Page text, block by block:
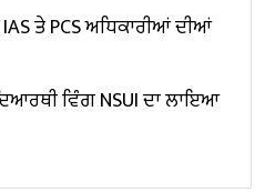
ਤੇ PCS ਅਧਿਕਾਰੀਆਂ ਦੀਆਂ
ਵਿੰਗ NSUI ਦਾ ਲਾਇਆ